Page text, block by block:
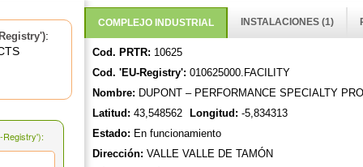
:
Registry'):
COMPLEJO INDUSTRIAL INSTALACIONES (1)
Cod. PRTR: 10625
Cod. 'EU-Registry': 010625000.FACILITY
Nombre: DUPONT – PERFORMANCE SPECIALTY
Latitud: 43,548562 Longitud: -5,834313
Estado: En funcionamiento
Dirección: VALLE VALLE DE TAMÓN